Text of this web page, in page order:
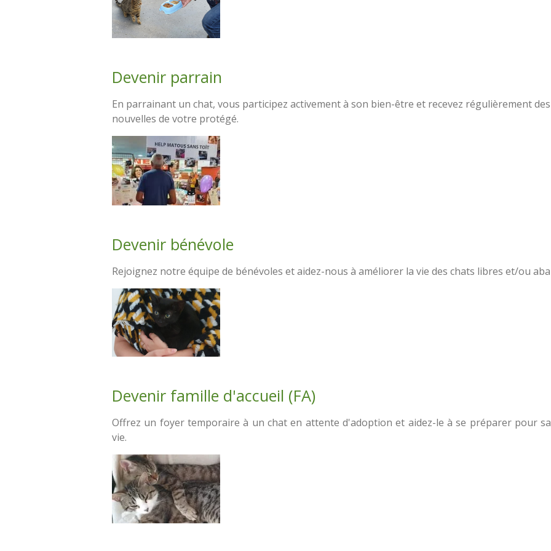
Devenir parrain
En parrainant un chat, vous participez activement à son bien-être et recevez régulièrement des
nouvelles de votre protégé.
Devenir bénévole
Rejoignez notre équipe de bénévoles et aidez-nous à améliorer la vie des chats libres et/ou
Devenir famille d'accueil (FA)
Offrez un foyer temporaire à un chat en attente d'adoption et aidez-le à se préparer pour
vie.